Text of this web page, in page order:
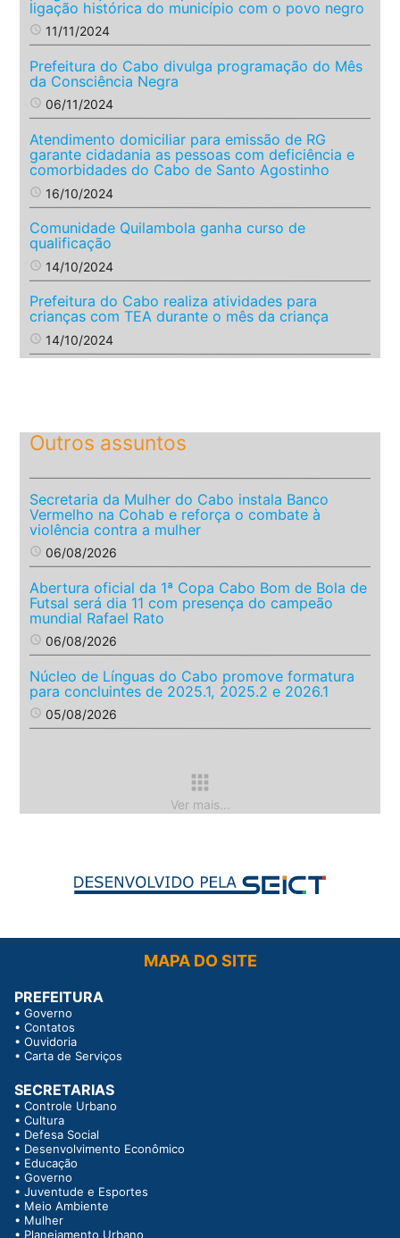
ligação histórica do município com o povo negro
access_time 11/11/2024
Prefeitura do Cabo divulga programação do Mês
da Consciência Negra
access_time 06/11/2024
Atendimento domiciliar para emissão de RG
garante cidadania as pessoas com deficiência e
comorbidades do Cabo de Santo Agostinho
access_time 16/10/2024
Comunidade Quilambola ganha curso de
qualificação
access_time 14/10/2024
Prefeitura do Cabo realiza atividades para
crianças com TEA durante o mês da criança
access_time 14/10/2024
Outros assuntos
Secretaria da Mulher do Cabo instala Banco
Vermelho na Cohab e reforça o combate à
violência contra a mulher
access_time 06/08/2026
Abertura oficial da 1ª Copa Cabo Bom de Bola de
Futsal será dia 11 com presença do campeão
mundial Rafael Rato
access_time 06/08/2026
Núcleo de Línguas do Cabo promove formatura
para concluintes de 2025.1, 2025.2 e 2026.1
access_time 05/08/2026
apps
Ver mais...
MAPA DO SITE
PREFEITURA
• Governo
• Contatos
• Ouvidoria
• Carta de Serviços
SECRETARIAS
• Controle Urbano
• Cultura
• Defesa Social
• Desenvolvimento Econômico
• Educação
• Governo
• Juventude e Esportes
• Meio Ambiente
• Mulher
• Planejamento Urbano